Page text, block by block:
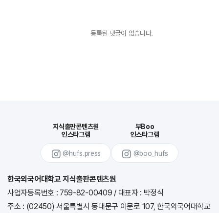
등록된 댓글이 없습니다.
지식출판콘텐츠원
인스타그램
@hufs.press
부Boo
인스타그램
@boo_hufs
한국외국어대학교 지식출판콘텐츠원
사업자등록번호 : 759-82-00409/ 대표자 : 박정식
주소 : (02450) 서울특별시 동대문구 이문로 107, 한국외국어대학교